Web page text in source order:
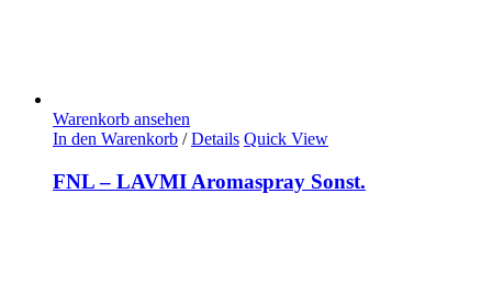
Warenkorb ansehen
In den Warenkorb / Details Quick View
FNL – LAVMI Aromaspray Sonst.